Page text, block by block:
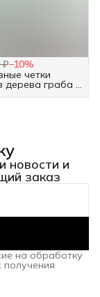
₽−10%
четки
дерева граба -
новости и
заказ
на обработку